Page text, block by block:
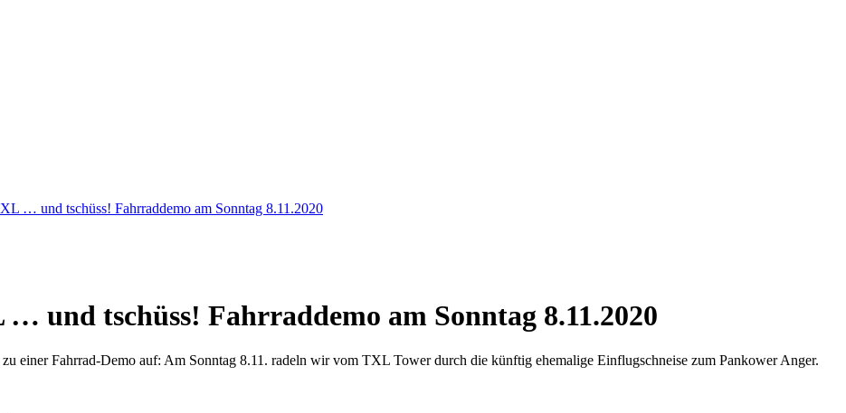
… und tschüss! Fahrraddemo am Sonntag 8.11.2020
und tschüss! Fahrraddemo am Sonntag 8.11.2020
einer Fahrrad-Demo auf: Am Sonntag 8.11. radeln wir vom TXL Tower durch die künftig ehemalige Einflugschneise zum Pankower Anger.